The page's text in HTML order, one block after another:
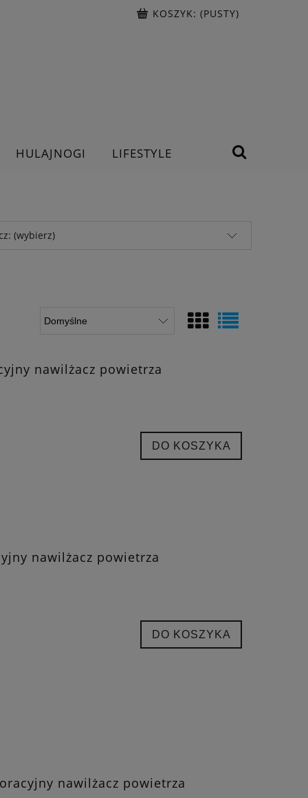
KOSZYK: (PUSTY)
HULAJNOGI
LIFESTYLE
(wybierz)
nawilżacz powietrza
DO KOSZYKA
nawilżacz powietrza
DO KOSZYKA
nawilżacz powietrza